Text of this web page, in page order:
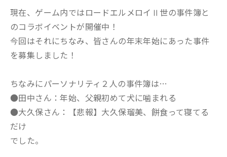
現在、ゲーム内ではロードエルメロイⅡ世の事件簿と
のコラボイベントが開催中！
今回はそれにちなみ、皆さんの年末年始にあった事件
を募集しました！
ちなみにパーソナリティ２人の事件簿は…
●田中さん：年始、父親初めて犬に噛まれる
●大久保さん：【悲報】大久保瑠美、餅食って寝てる
だけ
でした。